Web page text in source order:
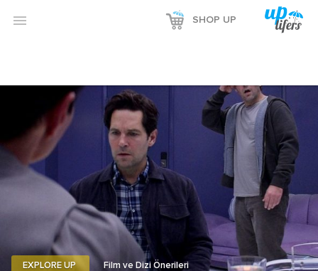
 SHOP UP
EXPLORE UP Film ve Dizi Önerileri